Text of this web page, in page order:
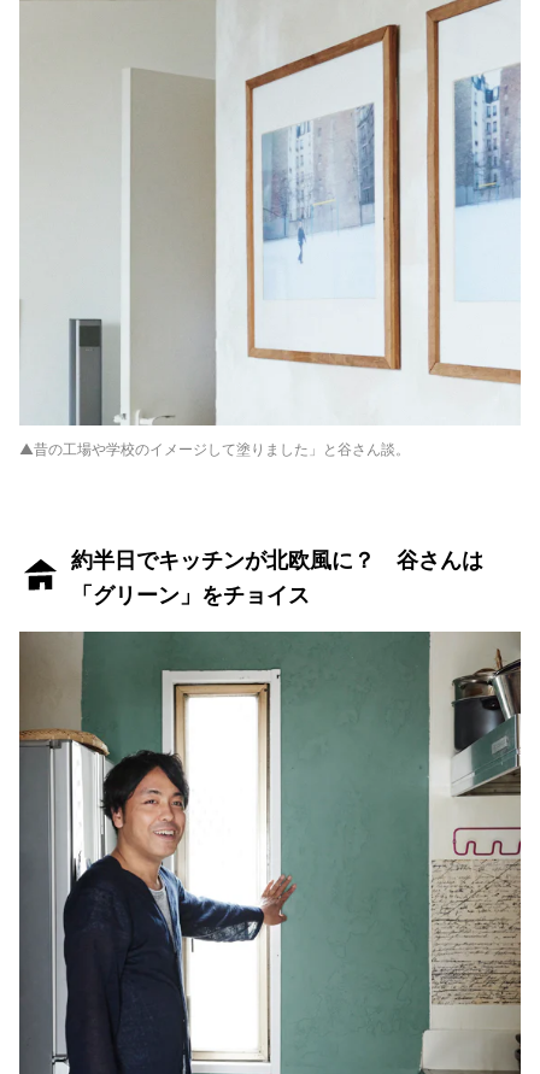
▲昔の工場や学校のイメージして塗りました」と谷さん談。
約半日でキッチンが北欧風に？ 谷さんは
「グリーン」をチョイス